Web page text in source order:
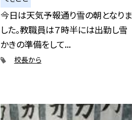
今日は天気予報通り雪の朝となりま
した。教職員は７時半には出勤し雪
かきの準備をして...
校長から